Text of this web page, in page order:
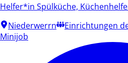
Helfer*in Spülküche,
Niederwerrn
Einrichtungen
Minijob